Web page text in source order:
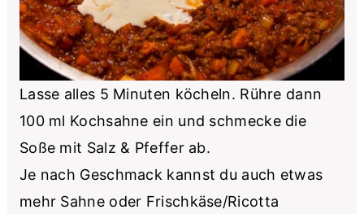
Lasse alles 5 Minuten köcheln. Rühre dann
100 ml Kochsahne ein und schmecke die
Soße mit Salz & Pfeffer ab.
Je nach Geschmack kannst du auch etwas
mehr Sahne oder Frischkäse/Ricotta